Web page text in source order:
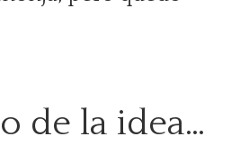
de la idea…